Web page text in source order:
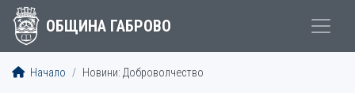
ОБЩИНА ГАБРОВО
Начало Новини: Доброволчество